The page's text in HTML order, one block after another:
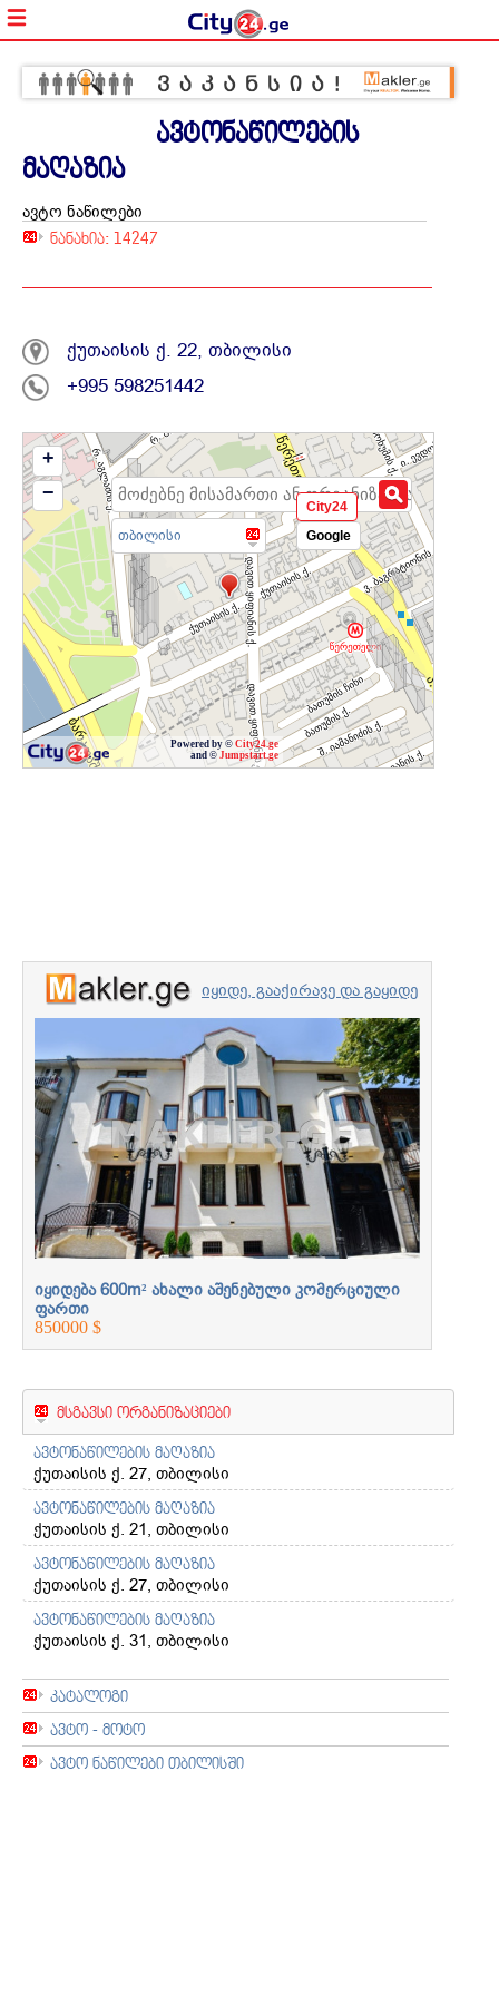
ავტონაწილების
მაღაზია
ავტო ნაწილები
ნანახია: 14247
ქუთაისის ქ. 22, თბილისი
+995 598251442
თბილისი
Powered by © City24.ge
and © Jumpstart.ge
+
−
City24
Google
იყიდე, გააქირავე და გაყიდე
უძრავი ქონება
პროფესიონალებთან
ერთად
იყიდება 600m² ახალი აშენებული კომერციული
ფართი
850000 $
მსგავსი ორგანიზაციები
ავტონაწილების მაღაზია
ქუთაისის ქ. 27, თბილისი
ავტონაწილების მაღაზია
ქუთაისის ქ. 21, თბილისი
ავტონაწილების მაღაზია
ქუთაისის ქ. 27, თბილისი
ავტონაწილების მაღაზია
ქუთაისის ქ. 31, თბილისი
კატალოგი
ავტო - მოტო
ავტო ნაწილები თბილისში